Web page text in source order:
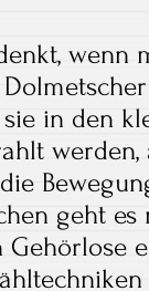
wenn
in den
geht